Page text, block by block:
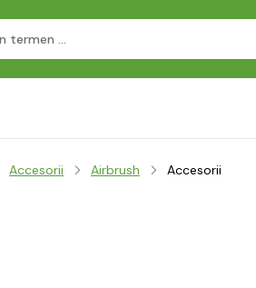
Accesorii Airbrush Accesorii